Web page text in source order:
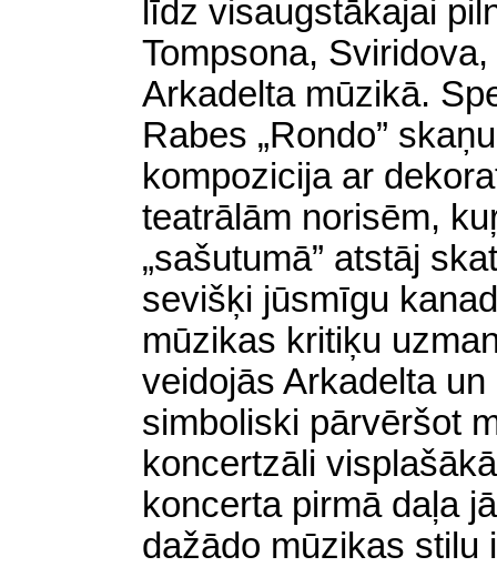
līdz visaugstākajai
Tompsona,
Arkadelta mūzikā.
Rabes „Rondo”
kompozicija ar
teatrālām norisēm,
„sašutumā” atstāj
sevišķi jūsmīgu
mūzikas kritiķu
veidojās Arkadelta un
simboliski pārvēršot
koncertzāli
koncerta pirmā daļa
dažādo mūzikas stilu